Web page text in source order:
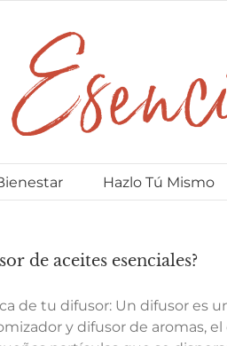
Hazlo Tú Mismo
de aceites esenciales?
de tu difusor: Un difusor es
y difusor de aromas,